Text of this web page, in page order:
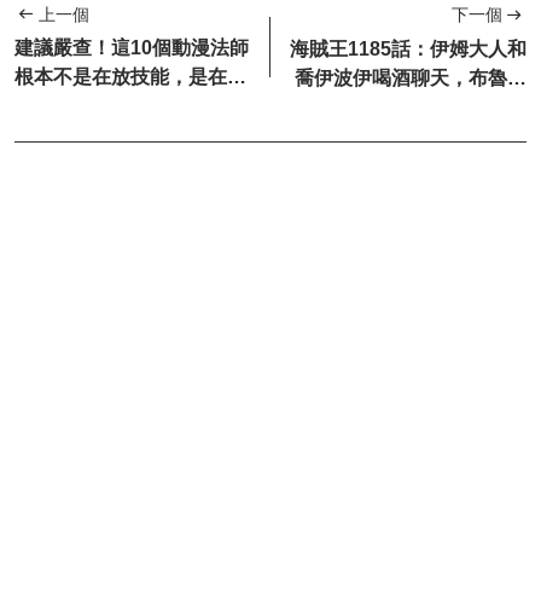
上一個
建議嚴查！這10個動漫法師
根本不是在放技能，是在改
下一個
海賊王1185話：伊姆大人和
喬伊波伊喝酒聊天，布魯克